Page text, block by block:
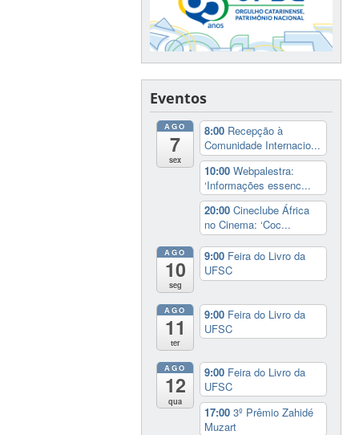
Eventos
AGO
7
sex
8:00 Recepção à
Comunidade Internacio...
10:00Webpalestra:
‘Informações essenc...
20:00Cineclube África
no Cinema: ‘Coc...
AGO
10
seg
9:00 Feira do Livro da
UFSC
AGO
11
ter
9:00 Feira do Livro da
UFSC
AGO
12
qua
9:00 Feira do Livro da
UFSC
17:003º Prêmio Zahidé
Muzart